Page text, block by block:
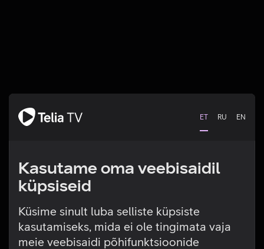
ET RU EN
Kasutame oma veebisaidil
küpsiseid
Küsime sinult luba selliste küpsiste
kasutamiseks, mida ei ole tingimata vaja
meie veebisaidi põhifunktsioonide
Tehniline viga